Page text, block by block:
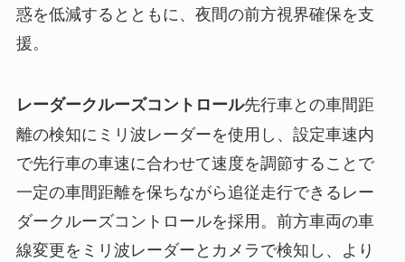
惑を低減するとともに、夜間の前方視界確保を支
援。
レーダークルーズコントロール先行車との車間距
離の検知にミリ波レーダーを使用し、設定車速内
で先行車の車速に合わせて速度を調節することで
一定の車間距離を保ちながら追従走行できるレー
ダークルーズコントロールを採用。前方車両の車
線変更をミリ波レーダーとカメラで検知し、より